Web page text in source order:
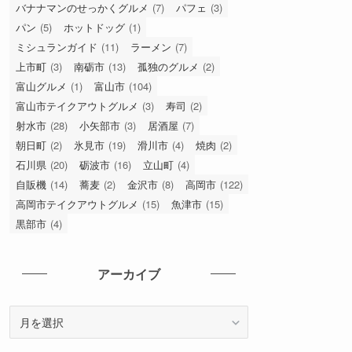
バナナマンのせっかくグルメ (7) パフェ (3)
パン (5) ホットドッグ (1)
ミシュランガイド (11) ラーメン (7)
上市町 (3) 南砺市 (13) 孤独のグルメ (2)
富山グルメ (1) 富山市 (104)
富山市テイクアウトグルメ (3) 寿司 (2)
射水市 (28) 小矢部市 (3) 居酒屋 (7)
朝日町 (2) 氷見市 (19) 滑川市 (4) 焼肉 (2)
石川県 (20) 砺波市 (16) 立山町 (4)
自販機 (14) 蕎麦 (2) 金沢市 (8) 高岡市 (122)
高岡市テイクアウトグルメ (15) 魚津市 (15)
黒部市 (4)
アーカイブ